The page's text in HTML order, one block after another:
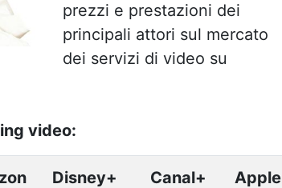
prezzi e prestazioni dei
principali attori sul mercato
dei servizi di video su
video:
Disney+ Canal+
Apple